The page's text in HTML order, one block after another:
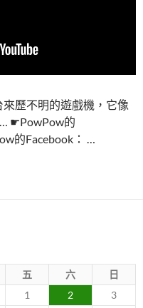
歷不明的遊戲機，它像
☛PowPow的
的Facebook： …
五 六
日
1
2
3